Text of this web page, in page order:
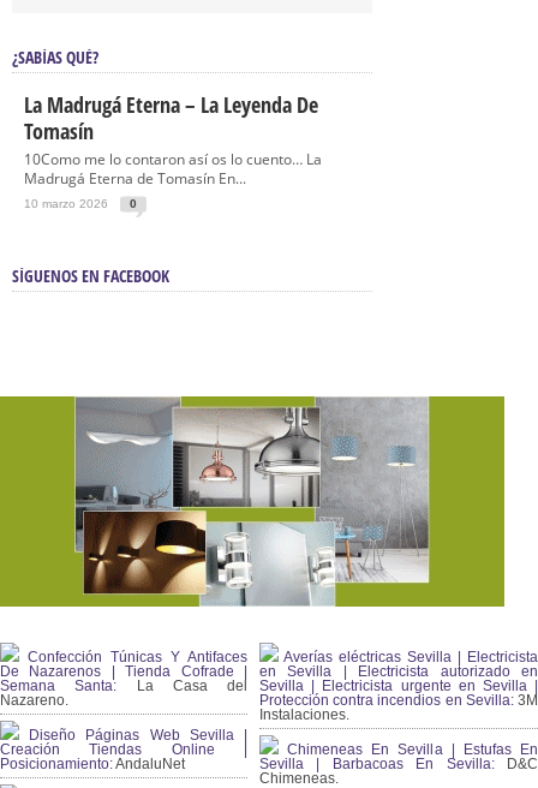
¿SABÍAS QUÉ?
La Madrugá Eterna – La Leyenda De
Tomasín
10Como me lo contaron así os lo cuento… La
Madrugá Eterna de Tomasín En...
10 marzo 2026 0
SÍGUENOS EN FACEBOOK
Confección Túnicas Y Antifaces
De Nazarenos | Tienda Cofrade |
Semana Santa: La Casa del
Nazareno.
Diseño Páginas Web Sevilla |
Creación Tiendas Online |
Posicionamiento:AndaluNet
Averías eléctricas Sevilla | Electricista
en Sevilla | Electricista autorizado en
Sevilla | Electricista urgente en Sevilla |
Protección contra incendios en Sevilla:3M
Instalaciones.
Chimeneas En Sevilla | Estufas En
Sevilla | Barbacoas En Sevilla:D&C
Chimeneas.